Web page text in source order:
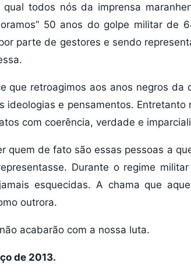
todos nós da imprensa
50 anos do golpe militar de
parte de gestores e sendo
que retroagimos aos anos negros da
ideologias e pensamentos.
com coerência, verdade e
quem de fato são essas pessoas a
Durante o regime
esquecidas. A chama que
outrora.
acabarão com a nossa luta.
de 2013.